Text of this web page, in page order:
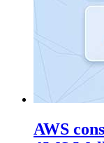
AWS